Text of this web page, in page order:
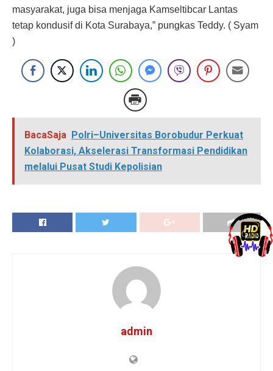
masyarakat, juga bisa menjaga Kamseltibcar Lantas
tetap kondusif di Kota Surabaya,” pungkas Teddy. ( Syam
)
BacaSaja Polri–Universitas Borobudur Perkuat
Kolaborasi, Akselerasi Transformasi Pendidikan
melalui Pusat Studi Kepolisian
admin